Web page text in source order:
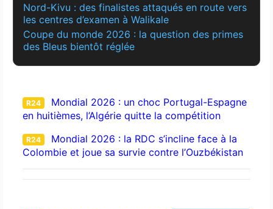
Nord-Kivu : des finalistes attaqués en route vers
les centres d’examen à Walikale
Coupe du monde 2026 : la question des primes
des Bleus bientôt réglée
R24
Mondial 2026 : un choc Portugal-Espagne
en huitièmes, l’Algérie quitte la compétition
R24
Mondial 2026 : la RDC s’incline face à la
Colombie et joue sa survie contre l’Ouzbékistan